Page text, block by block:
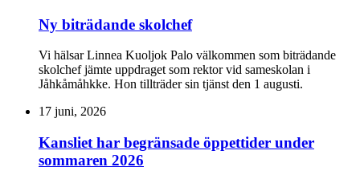
Ny biträdande skolchef
Vi hälsar Linnea Kuoljok Palo välkommen som biträdande
skolchef jämte uppdraget som rektor vid sameskolan i
Jåhkåmåhkke. Hon tillträder sin tjänst den 1 augusti.
17 juni, 2026
Kansliet har begränsade öppettider under
sommaren 2026